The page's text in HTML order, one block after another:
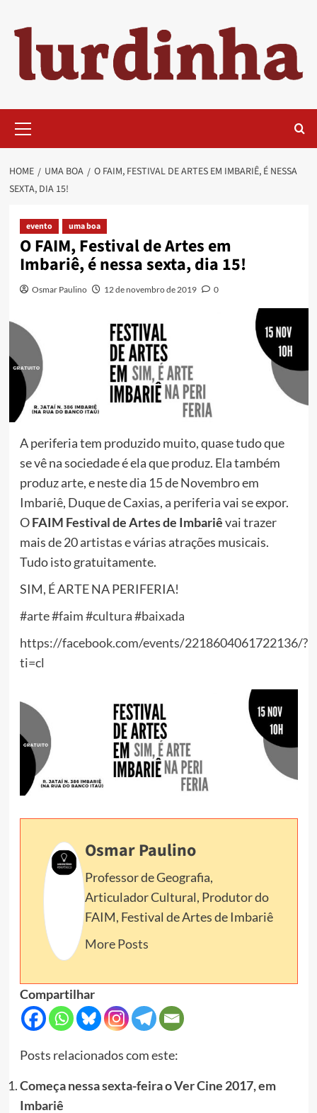
content
Menu
HOME UMA BOA
O FAIM, FESTIVAL DE ARTES EM IMBARIÊ, É NESSA
SEXTA, DIA 15!
evento uma boa
O FAIM, Festival de Artes em
Imbariê, é nessa sexta, dia 15!
Osmar Paulino 12 de novembro de 2019 0
A periferia tem produzido muito, quase tudo que
se vê na sociedade é ela que produz. Ela também
produz arte, e neste dia 15 de Novembro em
Imbariê, Duque de Caxias, a periferia vai se expor.
OFAIM Festival de Artes de Imbariêvai trazer
mais de 20 artistas e várias atrações musicais.
Tudo isto gratuitamente.
SIM, É ARTE NA PERIFERIA!
#arte#faim#cultura#baixada
https://facebook.com/events/2218604061722136/?
ti=cl
Osmar Paulino
Professor de Geografia,
Articulador Cultural, Produtor do
FAIM, Festival de Artes de Imbariê
More Posts
Compartilhar
Posts relacionados com este:
Começa nessa sexta-feira o Ver Cine 2017, em
Imbariê